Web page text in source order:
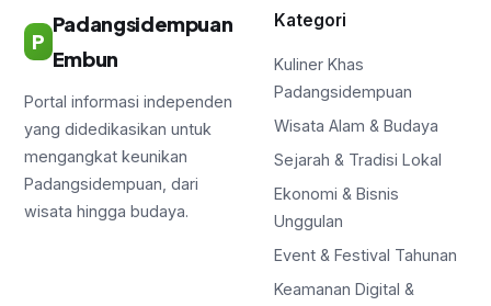
P
Padangsidempuan
Embun
Portal informasi independen
yang didedikasikan untuk
mengangkat keunikan
Padangsidempuan, dari
wisata hingga budaya.
Kategori
Kuliner Khas
Padangsidempuan
Wisata Alam & Budaya
Sejarah & Tradisi Lokal
Ekonomi & Bisnis
Unggulan
Event & Festival Tahunan
Keamanan Digital &